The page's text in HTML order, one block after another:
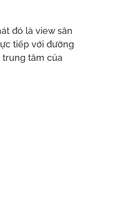
đó là view sân
tiếp với đường
tâm của